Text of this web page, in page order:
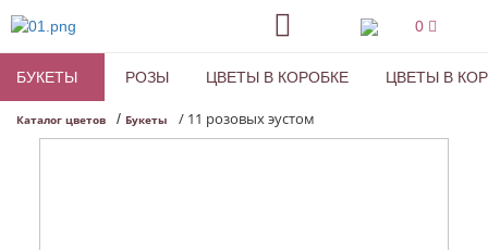
0
БУКЕТЫ РОЗЫ ЦВЕТЫ В КОРОБКЕ ЦВЕТЫ В
Каталог цветов / Букеты / 11 розовых эустом